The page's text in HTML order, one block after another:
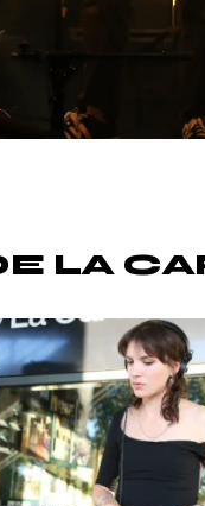
LA